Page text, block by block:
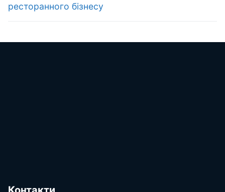
ресторанного бізнесу